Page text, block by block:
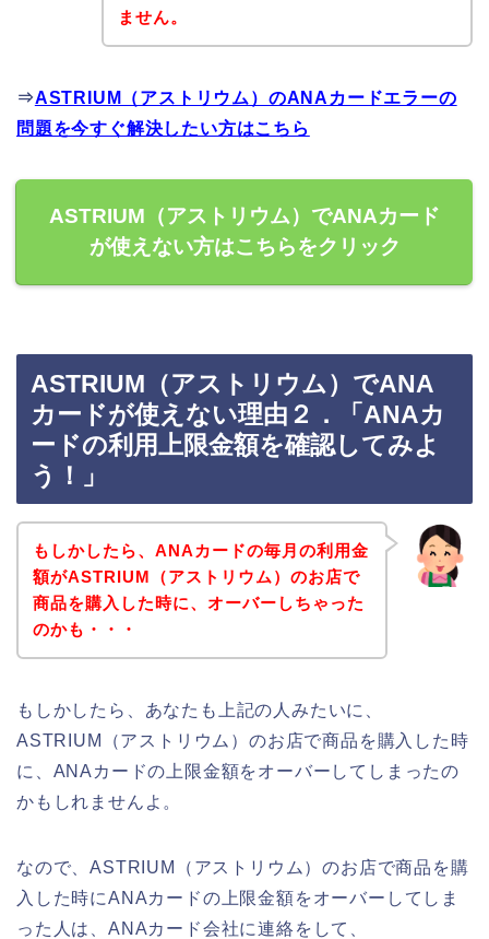
ません。
⇒ASTRIUM（アストリウム）のANAカードエラーの
問題を今すぐ解決したい方はこちら
ASTRIUM（アストリウム）でANAカード
が使えない方はこちらをクリック
ASTRIUM（アストリウム）でANA
カードが使えない理由２．「ANAカ
ードの利用上限金額を確認してみよ
う！」
もしかしたら、ANAカードの毎月の利用金
額がASTRIUM（アストリウム）のお店で
商品を購入した時に、オーバーしちゃった
のかも・・・
もしかしたら、あなたも上記の人みたいに、
ASTRIUM（アストリウム）のお店で商品を購入した時
に、ANAカードの上限金額をオーバーしてしまったの
かもしれませんよ。
なので、ASTRIUM（アストリウム）のお店で商品を購
入した時にANAカードの上限金額をオーバーしてしま
った人は、ANAカード会社に連絡をして、